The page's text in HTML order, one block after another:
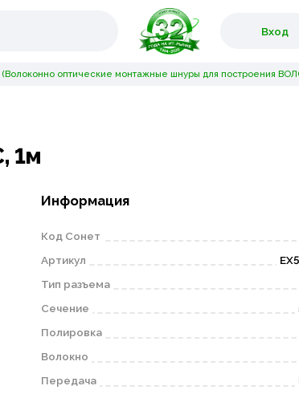
Вход
оптические монтажные шнуры для построения
1м
Информация
Код Сонет
Артикул
Тип разъема
Сечение
Полировка
Волокно
Передача